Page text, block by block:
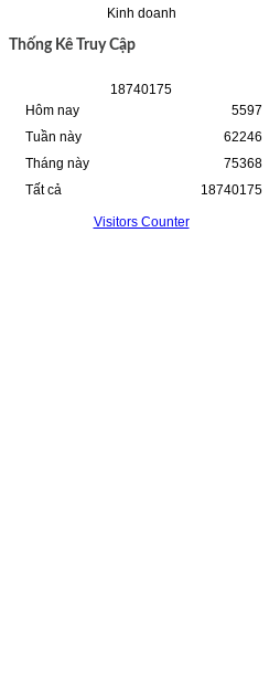
Kinh doanh
Thống Kê Truy Cập
18740175
Hôm nay
Tuần này
Tháng này
Tất cả
5597
62246
75368
18740175
Visitors Counter